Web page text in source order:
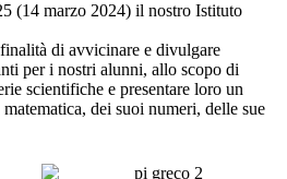
(14 marzo 2024) il nostro Istituto
di avvicinare e divulgare
per i nostri alunni, allo scopo di
scientifiche e presentare loro un
dei suoi numeri, delle sue